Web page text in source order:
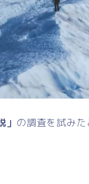
」 の調査を試みた